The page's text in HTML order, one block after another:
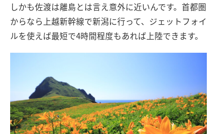
しかも佐渡は離島とは言え意外に近いんです。首都圏
からなら上越新幹線で新潟に行って、ジェットフォイ
ルを使えば最短で4時間程度もあれば上陸できます。